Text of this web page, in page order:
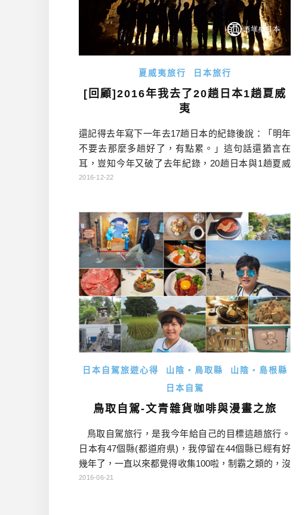
夏威夷旅行 日本旅行
[回顧]2016年我去了20趟日本1趟夏威
夷
還記得去年寫下一年去17趟日本的紀錄後說：「明年
不要去那麼多趟好了，有點累。」這句話還猶言在
耳，豈知今年又破了去年紀錄，20趟日本與1趟夏威
夷，且今年還是沒能踏上歐洲大陸，真是應該好好檢
2016-12-22
日本自駕旅遊心得 山陰・鳥取縣
山陰・島根縣
日本自駕
鳥取自駕-文青雜貨咖啡與漫畫之旅
鳥取自駕旅行，是我今年給自己的目標這趟旅行。
日本有47個縣(都道府県)，我停留在44個縣已經有好
幾年了，一直以來都覺得收集100啦，制霸之類的，沒
什麼特別意義，畢竟想去還沒去的地方還那麼多。不
2016-06-21